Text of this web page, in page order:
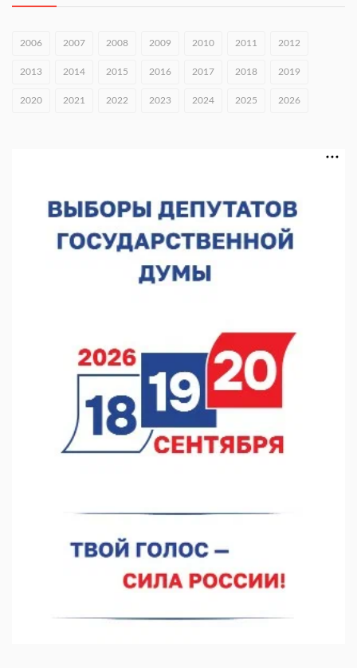
нас»
10.08.2026 13:53
В Нижнем Новгороде сформировали группу добровольцев
«Заповедные кварталы» отметят День города в Нижнем
10.08.2026 11:53
2006 2007 2008 2009 2010 2011 2012
2013 2014 2015 2016 2017 2018 2019
2020 2021 2022 2023 2024 2025 2026